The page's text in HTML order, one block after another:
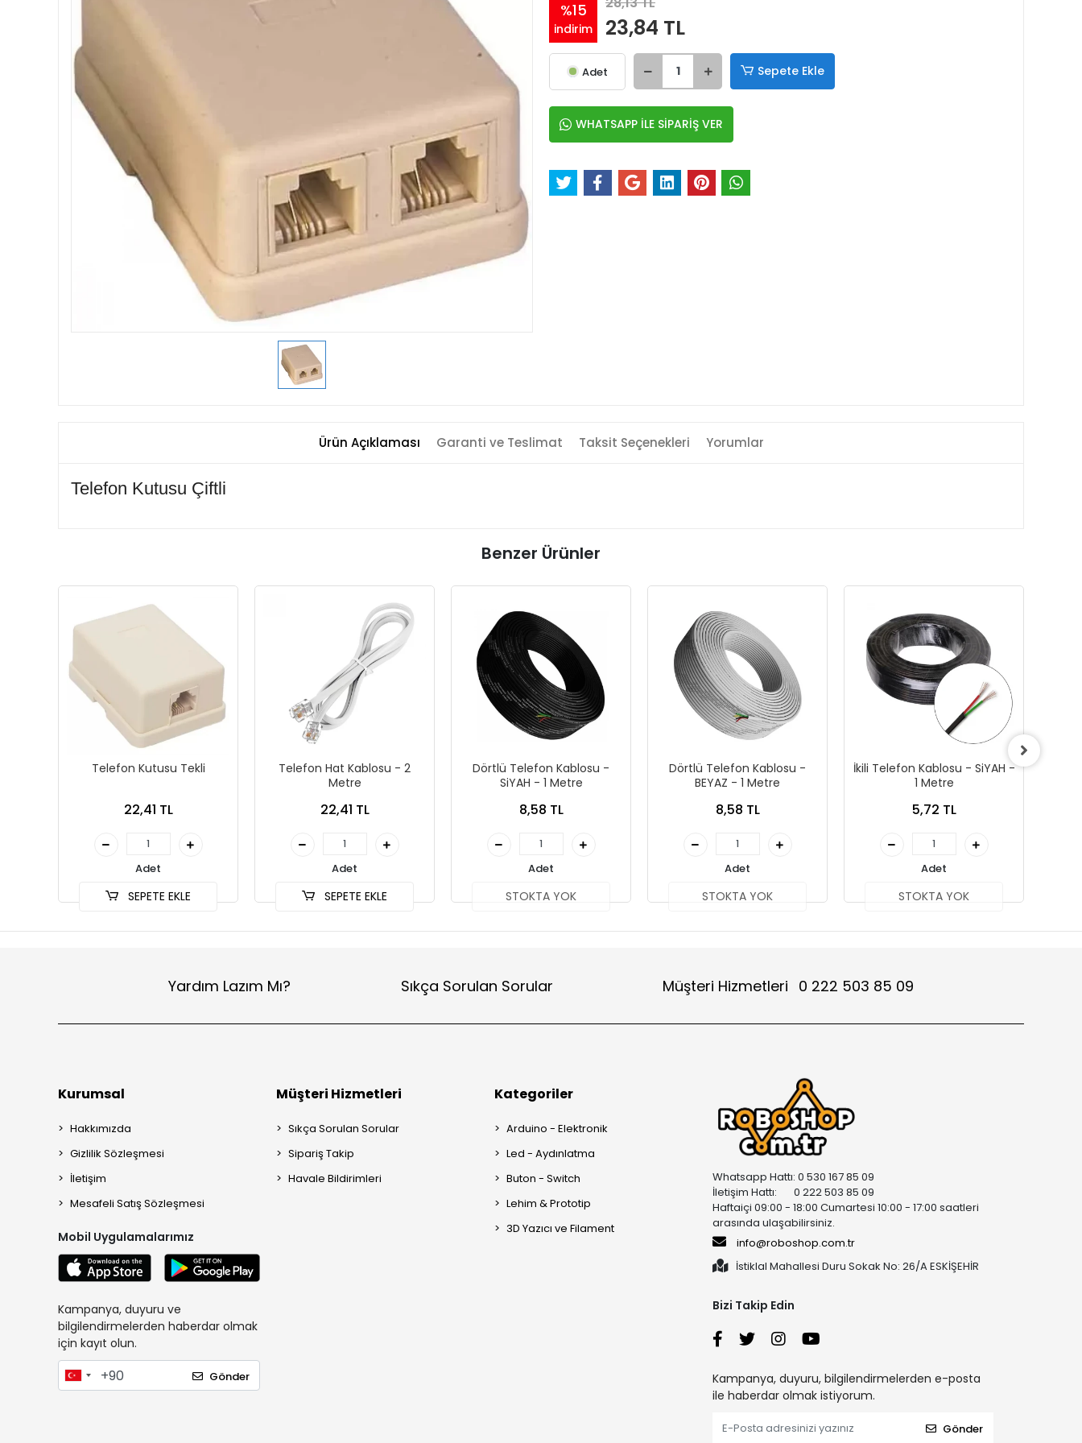
%15
indirim 23,84 TL
Adet Sepete Ekle
WHATSAPP İLE SİPARİŞ VER
Ürün Açıklaması Garanti ve Teslimat Taksit Seçenekleri Yorumlar
Telefon Kutusu Çiftli
Benzer Ürünler
Telefon Kutusu Tekli
22,41 TL
Adet
SEPETE EKLE
Telefon Hat Kablosu - 2
Metre
22,41 TL
Adet
SEPETE EKLE
Dörtlü Telefon Kablosu -
SiYAH - 1 Metre
8,58 TL
Adet
STOKTA YOK
Dörtlü Telefon Kablosu -
BEYAZ - 1 Metre
8,58 TL
Adet
STOKTA YOK
İkili Telefon Kablosu - SiYAH -
1 Metre
5,72 TL
Adet
STOKTA YOK
Yardım Lazım Mı? Sıkça Sorulan Sorular Müşteri Hizmetleri 0 222 503 85 09
Kurumsal
Hakkımızda
Gizlilik Sözleşmesi
İletişim
Mesafeli Satış Sözleşmesi
Mobil Uygulamalarımız
Kampanya, duyuru ve
bilgilendirmelerden haberdar olmak
için kayıt olun.
Gönder
Müşteri Hizmetleri
Sıkça Sorulan Sorular
Sipariş Takip
Havale Bildirimleri
Kategoriler
Arduino - Elektronik
Led - Aydınlatma
Buton - Switch
Lehim & Prototip
3D Yazıcı ve Filament
Whatsapp Hattı: 0 530 167 85 09
İletişim Hattı: 0 222 503 85 09
Haftaiçi 09:00 - 18:00 Cumartesi 10:00 - 17:00 saatleri
arasında ulaşabilirsiniz.
info@roboshop.com.tr
İstiklal Mahallesi Duru Sokak No: 26/A ESKİŞEHİR
Bizi Takip Edin
Kampanya, duyuru, bilgilendirmelerden e-posta
ile haberdar olmak istiyorum.
Gönder